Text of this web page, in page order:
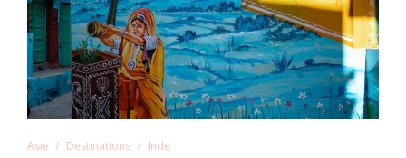
Asie Destinations Inde